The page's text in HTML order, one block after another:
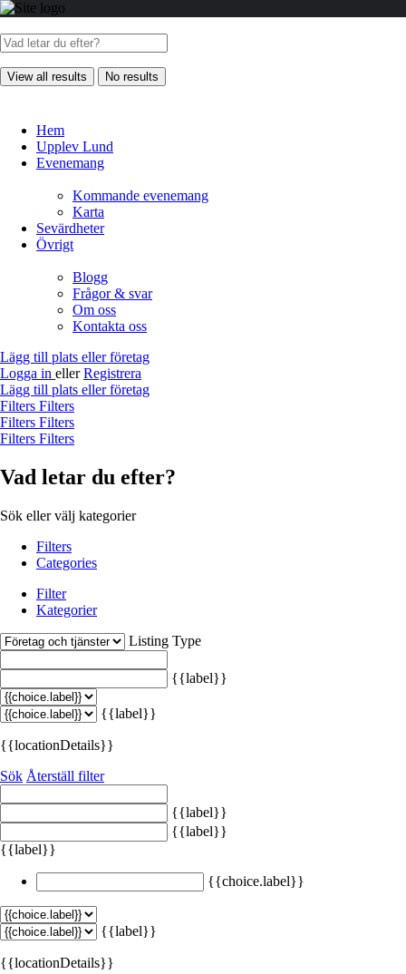
View all results No results
Hem
Upplev Lund
Evenemang
Kommande evenemang
Karta
Sevärdheter
Övrigt
Blogg
Frågor & svar
Om oss
Kontakta oss
Lägg till plats eller företag
Logga in eller Registrera
Lägg till plats eller företag
Filters Filters
Filters Filters
Filters Filters
Vad letar du efter?
Sök eller välj kategorier
Filters
Categories
Filter
Kategorier
Listing Type
{{label}}
{{label}}
{{locationDetails}}
Sök Återställ filter
{{label}}
{{label}}
{{label}}
{{choice.label}}
{{label}}
{{locationDetails}}